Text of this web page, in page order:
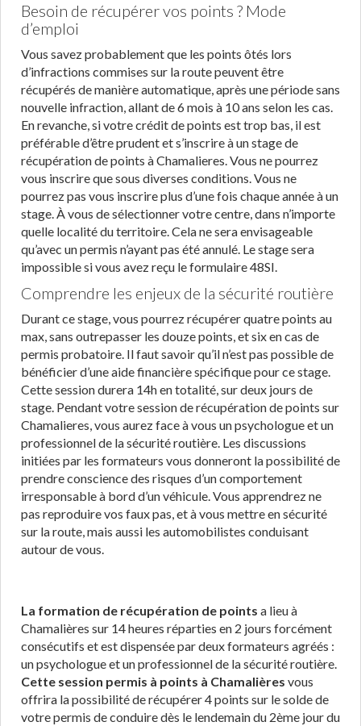
Besoin de récupérer vos points ? Mode
d’emploi
Vous savez probablement que les points ôtés lors
d’infractions commises sur la route peuvent être
récupérés de manière automatique, après une période sans
nouvelle infraction, allant de 6 mois à 10 ans selon les cas.
En revanche, si votre crédit de points est trop bas, il est
préférable d’être prudent et s’inscrire à un stage de
récupération de points à Chamalieres. Vous ne pourrez
vous inscrire que sous diverses conditions. Vous ne
pourrez pas vous inscrire plus d’une fois chaque année à un
stage. À vous de sélectionner votre centre, dans n’importe
quelle localité du territoire. Cela ne sera envisageable
qu’avec un permis n’ayant pas été annulé. Le stage sera
impossible si vous avez reçu le formulaire 48SI.
Comprendre les enjeux de la sécurité routière
Durant ce stage, vous pourrez récupérer quatre points au
max, sans outrepasser les douze points, et six en cas de
permis probatoire. Il faut savoir qu’il n’est pas possible de
bénéficier d’une aide financière spécifique pour ce stage.
Cette session durera 14h en totalité, sur deux jours de
stage. Pendant votre session de récupération de points sur
Chamalieres, vous aurez face à vous un psychologue et un
professionnel de la sécurité routière. Les discussions
initiées par les formateurs vous donneront la possibilité de
prendre conscience des risques d’un comportement
irresponsable à bord d’un véhicule. Vous apprendrez ne
pas reproduire vos faux pas, et à vous mettre en sécurité
sur la route, mais aussi les automobilistes conduisant
autour de vous.
La formation de récupération de points a lieu à
Chamalières sur 14 heures réparties en 2 jours forcément
consécutifs et est dispensée par deux formateurs agréés :
un psychologue et un professionnel de la sécurité routière.
Cette session permis à points à Chamalières vous
offrira la possibilité de récupérer 4 points sur le solde de
votre permis de conduire dès le lendemain du 2ème jour du